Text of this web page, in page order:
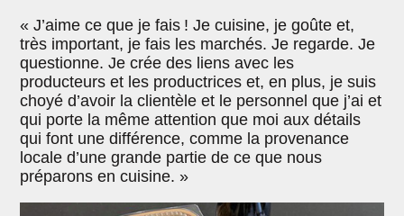
« J’aime ce que je fais ! Je cuisine, je goûte et,
très important, je fais les marchés. Je regarde. Je
questionne. Je crée des liens avec les
producteurs et les productrices et, en plus, je suis
choyé d’avoir la clientèle et le personnel que j’ai et
qui porte la même attention que moi aux détails
qui font une différence, comme la provenance
locale d’une grande partie de ce que nous
préparons en cuisine. »